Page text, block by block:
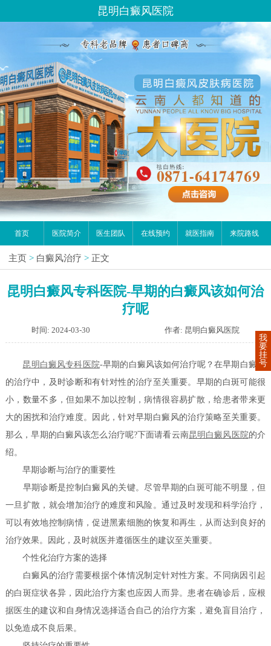
昆明白癜风医院
首页 医院简介 医生团队 在线预约 就医指南 来院路线
主页 > 白癜风治疗 > 正文
昆明白癜风专科医院-早期的白癜风该如何治
疗呢
时间: 2024-03-30 作者: 昆明白癜风医院
昆明白癜风专科医院-早期的白癜风该如何治疗呢？在早期白癜风
的治疗中，及时诊断和有针对性的治疗至关重要。早期的白斑可能很
小，数量不多，但如果不加以控制，病情很容易扩散，给患者带来更
大的困扰和治疗难度。因此，针对早期白癜风的治疗策略至关重要。
那么，早期的白癜风该怎么治疗呢?下面请看云南昆明白癜风医院的介
绍。
早期诊断与治疗的重要性
早期诊断是控制白癜风的关键。尽管早期的白斑可能不明显，但
一旦扩散，就会增加治疗的难度和风险。通过及时发现和科学治疗，
可以有效地控制病情，促进黑素细胞的恢复和再生，从而达到良好的
治疗效果。因此，及时就医并遵循医生的建议至关重要。
个性化治疗方案的选择
白癜风的治疗需要根据个体情况制定针对性方案。不同病因引起
的白斑症状各异，因此治疗方案也应因人而异。患者在确诊后，应根
据医生的建议和自身情况选择适合自己的治疗方案，避免盲目治疗，
以免造成不良后果。
我
要
挂
号